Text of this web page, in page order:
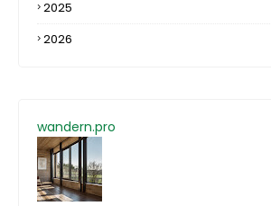
2025
2026
wandern.pro